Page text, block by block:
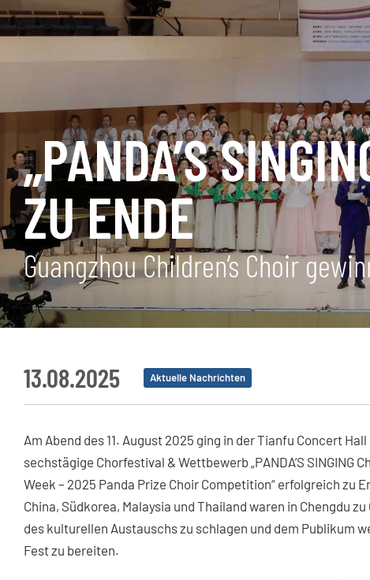
„PANDA’S
ZU ENDE
Guangzhou Children’s Choir
13.08.2025 Aktuelle Nachrichten
Am Abend des 11. August 2025 ging in der Tianfu Concert
sechstägige Chorfestival & Wettbewerb „PANDA’S SINGING
Week – 2025 Panda Prize Choir Competition“ erfolgreich zu
China, Südkorea, Malaysia und Thailand waren in Chengdu
des kulturellen Austauschs zu schlagen und dem Publikum
Fest zu bereiten.